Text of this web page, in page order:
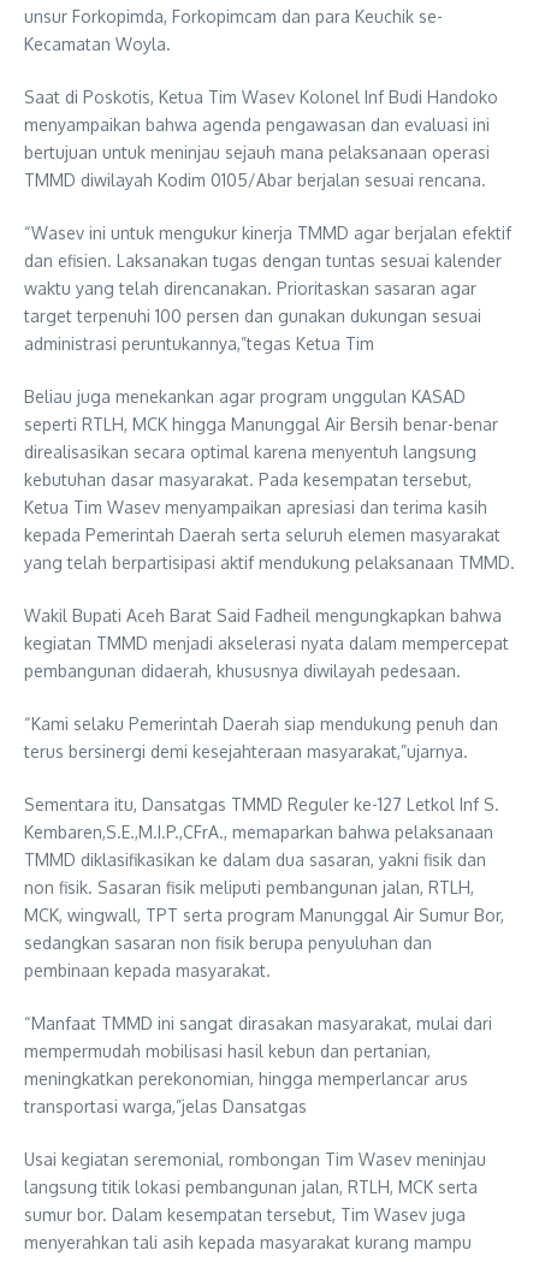
unsur Forkopimda, Forkopimcam dan para Keuchik se-
Kecamatan Woyla.
Saat di Poskotis, Ketua Tim Wasev Kolonel Inf Budi Handoko
menyampaikan bahwa agenda pengawasan dan evaluasi ini
bertujuan untuk meninjau sejauh mana pelaksanaan operasi
TMMD diwilayah Kodim 0105/Abar berjalan sesuai rencana.
“Wasev ini untuk mengukur kinerja TMMD agar berjalan efektif
dan efisien. Laksanakan tugas dengan tuntas sesuai kalender
waktu yang telah direncanakan. Prioritaskan sasaran agar
target terpenuhi 100 persen dan gunakan dukungan sesuai
administrasi peruntukannya,”tegas Ketua Tim
Beliau juga menekankan agar program unggulan KASAD
seperti RTLH, MCK hingga Manunggal Air Bersih benar-benar
direalisasikan secara optimal karena menyentuh langsung
kebutuhan dasar masyarakat. Pada kesempatan tersebut,
Ketua Tim Wasev menyampaikan apresiasi dan terima kasih
kepada Pemerintah Daerah serta seluruh elemen masyarakat
yang telah berpartisipasi aktif mendukung pelaksanaan TMMD.
Wakil Bupati Aceh Barat Said Fadheil mengungkapkan bahwa
kegiatan TMMD menjadi akselerasi nyata dalam mempercepat
pembangunan didaerah, khususnya diwilayah pedesaan.
“Kami selaku Pemerintah Daerah siap mendukung penuh dan
terus bersinergi demi kesejahteraan masyarakat,”ujarnya.
Sementara itu, Dansatgas TMMD Reguler ke-127 Letkol Inf S.
Kembaren,S.E.,M.I.P.,CFrA., memaparkan bahwa pelaksanaan
TMMD diklasifikasikan ke dalam dua sasaran, yakni fisik dan
non fisik. Sasaran fisik meliputi pembangunan jalan, RTLH,
MCK, wingwall, TPT serta program Manunggal Air Sumur Bor,
sedangkan sasaran non fisik berupa penyuluhan dan
pembinaan kepada masyarakat.
“Manfaat TMMD ini sangat dirasakan masyarakat, mulai dari
mempermudah mobilisasi hasil kebun dan pertanian,
meningkatkan perekonomian, hingga memperlancar arus
transportasi warga,”jelas Dansatgas
Usai kegiatan seremonial, rombongan Tim Wasev meninjau
langsung titik lokasi pembangunan jalan, RTLH, MCK serta
sumur bor. Dalam kesempatan tersebut, Tim Wasev juga
menyerahkan tali asih kepada masyarakat kurang mampu